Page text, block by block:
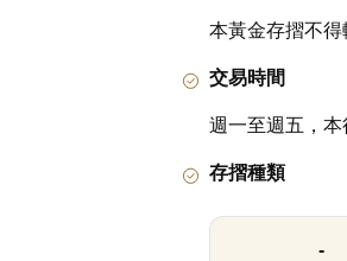
本黃金存摺不得
交易時間
週一至週五，本
存摺種類
-